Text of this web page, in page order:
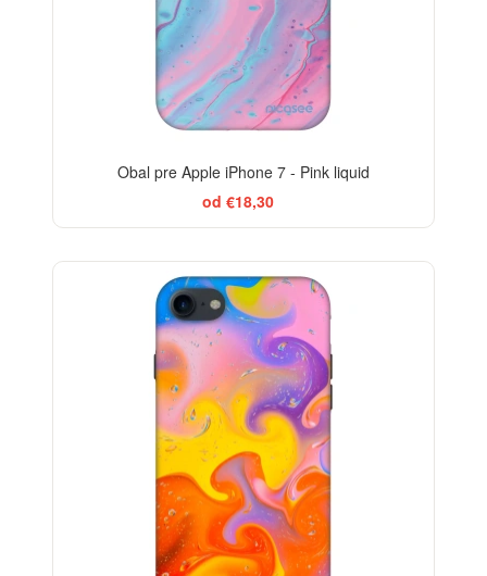
Obal pre Apple iPhone 7 - Pink liquid
od €18,30